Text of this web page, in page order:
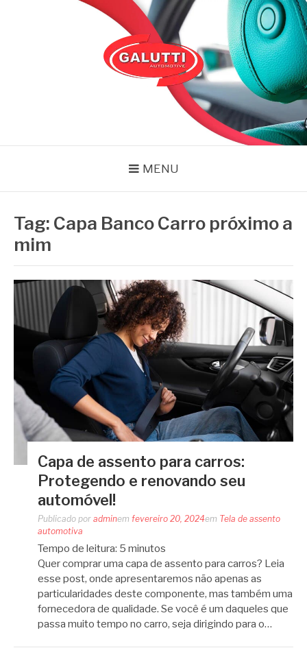
MENU
Tag: Capa Banco Carro próximo a
mim
Capa de assento para carros:
Protegendo e renovando seu
automóvel!
Publicado por adminem fevereiro 20, 2024em Tela de assento
automotiva
Tempo de leitura: 5 minutos
Quer comprar uma capa de assento para carros? Leia
esse post, onde apresentaremos não apenas as
particularidades deste componente, mas também uma
fornecedora de qualidade. Se você é um daqueles que
passa muito tempo no carro, seja dirigindo para o…